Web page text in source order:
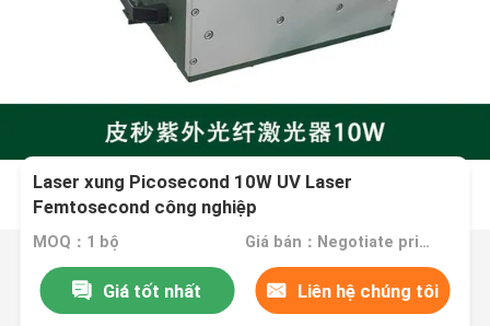
Laser xung Picosecond 10W UV Laser
Femtosecond công nghiệp
MOQ：1 bộ Giá bán：Negotiate price
Giá tốt nhất Liên hệ chúng tôi